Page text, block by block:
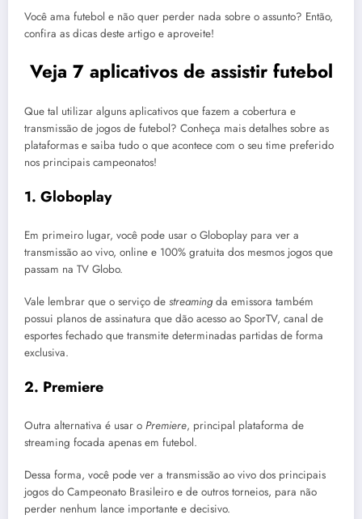
Você ama futebol e não quer perder nada sobre o assunto? Então,
confira as dicas deste artigo e aproveite!
Veja 7 aplicativos de assistir futebol
Que tal utilizar alguns aplicativos que fazem a cobertura e
transmissão de jogos de futebol? Conheça mais detalhes sobre as
plataformas e saiba tudo o que acontece com o seu time preferido
nos principais campeonatos!
1. Globoplay
Em primeiro lugar, você pode usar o Globoplay para ver a
transmissão ao vivo, online e 100% gratuita dos mesmos jogos que
passam na TV Globo.
Vale lembrar que o serviço de streamingda emissora também
possui planos de assinatura que dão acesso ao SporTV, canal de
esportes fechado que transmite determinadas partidas de forma
exclusiva.
2. Premiere
Outra alternativa é usar o Premiere, principal plataforma de
streaming focada apenas em futebol.
Dessa forma, você pode ver a transmissão ao vivo dos principais
jogos do Campeonato Brasileiro e de outros torneios, para não
perder nenhum lance importante e decisivo.